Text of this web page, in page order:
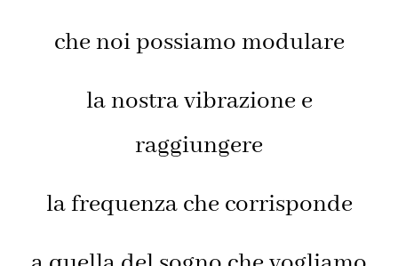
che noi possiamo modulare
la nostra vibrazione e
raggiungere
la frequenza che corrisponde